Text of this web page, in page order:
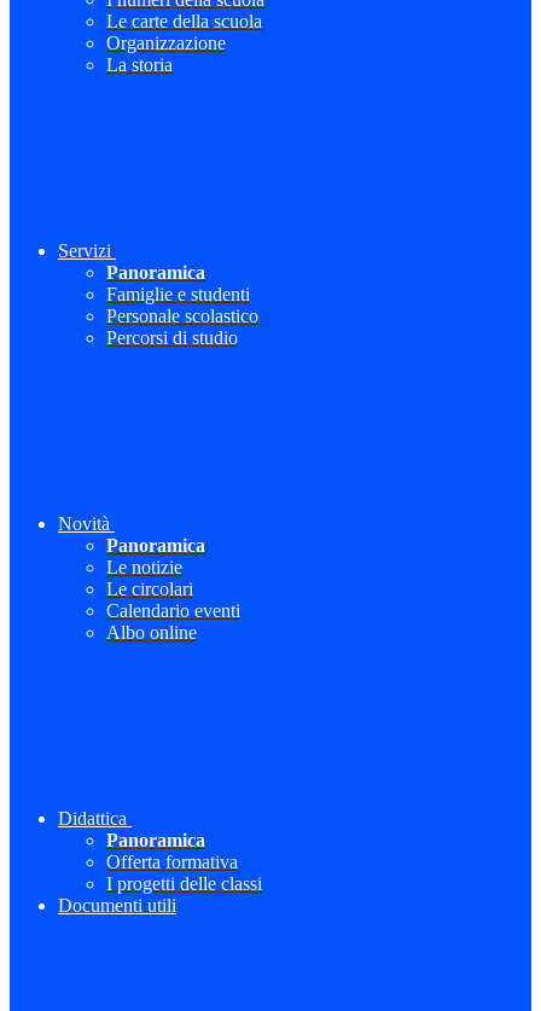
Le carte della scuola
Organizzazione
La storia
Servizi
Panoramica
Famiglie e studenti
Personale scolastico
Percorsi di studio
Novità
Panoramica
Le notizie
Le circolari
Calendario eventi
Albo online
Didattica
Panoramica
Offerta formativa
I progetti delle classi
Documenti utili